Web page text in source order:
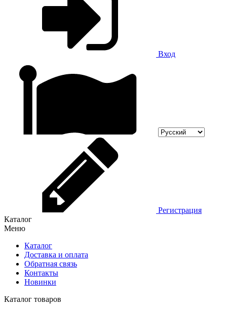
Вход
Регистрация
Каталог
Меню
Каталог
Доставка и оплата
Обратная связь
Контакты
Новинки
Каталог товаров